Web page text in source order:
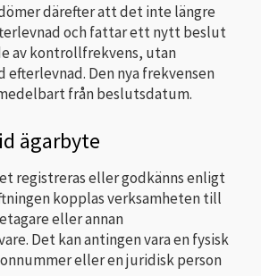
därefter att det inte längre
och fattar ett nytt beslut
av kontrollfrekvens, utan
Den nya frekvensen
från beslutsdatum.
ägarbyte
registreras eller godkänns enligt
kopplas verksamheten till
eller annan
Det kan antingen vara en fysisk
eller en juridisk person